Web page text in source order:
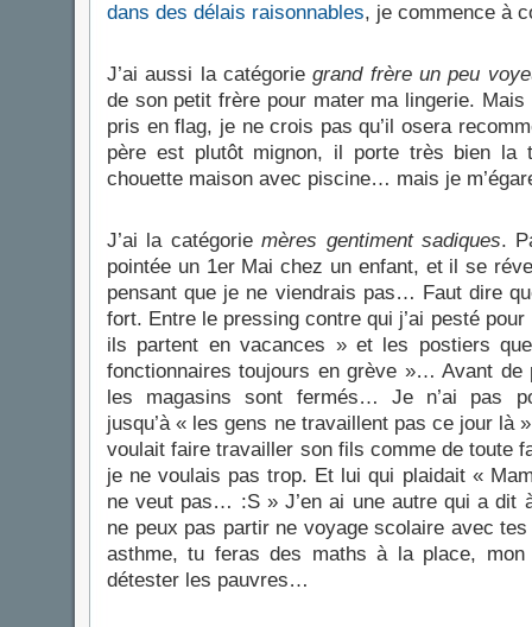
dans des délais raisonnables, je commence à
J’ai aussi la catégoriegrand frère un peu
de son petit frère pour mater ma lingerie. Mais
pris en flag, je ne crois pas qu’il osera
père est plutôt mignon, il porte très bien la
chouette maison avec piscine… mais je
J’ai la catégoriemères gentiment sadiques.
pointée un 1er Mai chez un enfant, et il se
pensant que je ne viendrais pas… Faut dire
fort. Entre le pressing contre qui j’ai pesté
ils partent en vacances » et les postiers
fonctionnaires toujours en grève »… Avant de
les magasins sont fermés… Je n’ai pas
jusqu’à « les gens ne travaillent pas ce jour là
voulait faire travailler son fils comme de toute
je ne voulais pas trop. Et lui qui plaidait «
ne veut pas… :S » J’en ai une autre qui a dit
ne peux pas partir ne voyage scolaire avec
asthme, tu feras des maths à la place,
détester les pauvres…